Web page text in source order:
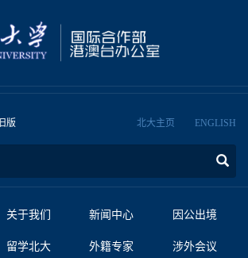
旧版 北大主页 ENGLISH
关于我们 新闻中心 因公出境
留学北大 外籍专家 涉外会议